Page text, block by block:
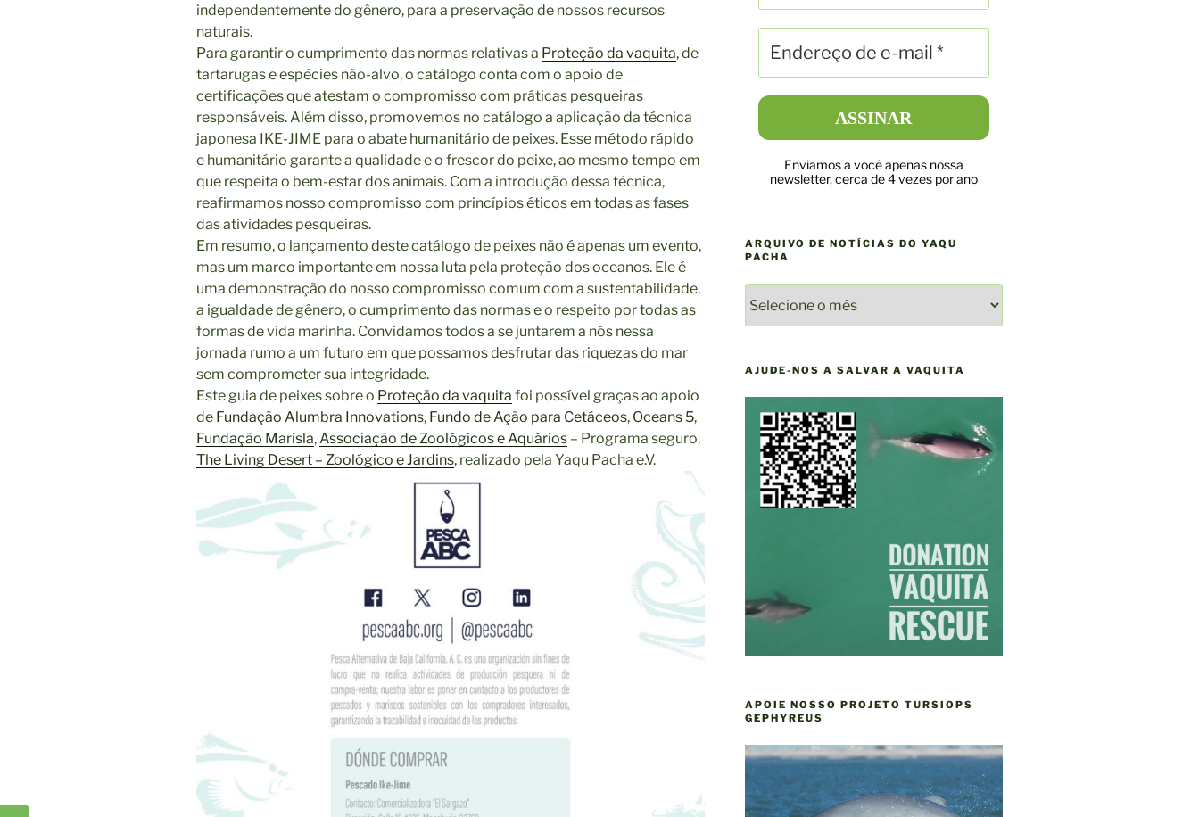
independentemente do gênero, para a preservação de nossos recursos
naturais.
Para garantir o cumprimento das normas relativas a Proteção da vaquita, de
tartarugas e espécies não-alvo, o catálogo conta com o apoio de
certificações que atestam o compromisso com práticas pesqueiras
responsáveis. Além disso, promovemos no catálogo a aplicação da técnica
japonesa IKE-JIME para o abate humanitário de peixes. Esse método rápido
e humanitário garante a qualidade e o frescor do peixe, ao mesmo tempo em
que respeita o bem-estar dos animais. Com a introdução dessa técnica,
reafirmamos nosso compromisso com princípios éticos em todas as fases
das atividades pesqueiras.
Em resumo, o lançamento deste catálogo de peixes não é apenas um evento,
mas um marco importante em nossa luta pela proteção dos oceanos. Ele é
uma demonstração do nosso compromisso comum com a sustentabilidade,
a igualdade de gênero, o cumprimento das normas e o respeito por todas as
formas de vida marinha. Convidamos todos a se juntarem a nós nessa
jornada rumo a um futuro em que possamos desfrutar das riquezas do mar
sem comprometer sua integridade.
Este guia de peixes sobre o Proteção da vaquita foi possível graças ao apoio
de Fundação Alumbra Innovations, Fundo de Ação para Cetáceos, Oceans 5,
Fundação Marisla, Associação de Zoológicos e Aquários – Programa seguro,
The Living Desert – Zoológico e Jardins, realizado pela Yaqu Pacha e.V.
Enviamos a você apenas nossa
newsletter, cerca de 4 vezes por ano
ARQUIVO DE NOTÍCIAS DO YAQU
PACHA
DE
NOTÍCIAS
YAQU
AJUDE-NOS A SALVAR A VAQUITA
APOIE NOSSO PROJETO TURSIOPS
GEPHYREUS